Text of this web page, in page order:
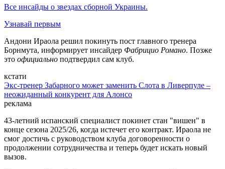
Все инсайды о звездах сборной Украины.
Узнавай первым
Андони Ираола решил покинуть пост главного тренера
Борнмута, информирует инсайдер Фабрицио Романо. Позже
это официально подтвердил сам клуб.
кстати
Экс-тренер Забарного может заменить Слота в Ливерпуле –
неожиданный конкурент для Алонсо
реклама
43-летний испанский специалист покинет стан "вишен" в
конце сезона 2025/26, когда истечет его контракт. Ираола не
смог достичь с руководством клуба договоренности о
продолжении сотрудничества и теперь будет искать новый
вызов.